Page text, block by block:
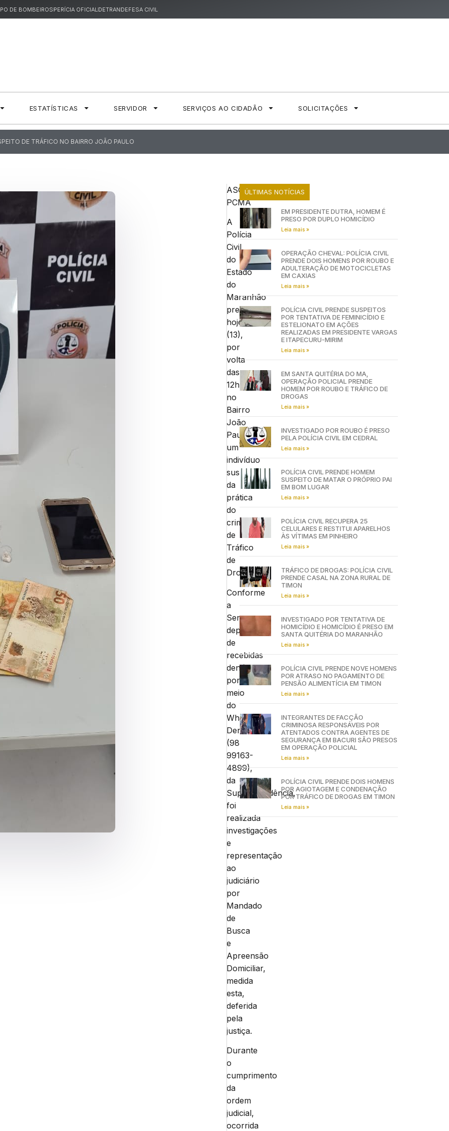
DE BOMBEIROSPERÍCIA OFICIALDETRANDEFESA CIVIL
ESTATÍSTICAS SERVIDOR SERVIÇOS AO CIDADÃO SOLICITAÇÕES
DE TRÁFICO NO BAIRRO JOÃO PAULO
ASCOM
PCMA
A
Polícia
Civil
do
Estado
do
Maranhão
prendeu
hoje
(13),
por
volta
das
12h,
no
Bairro
João
Paulo,
um
indivíduo
suspeito
da
prática
do
crime
de
Tráfico
de
Drogas.
Conforme
a
Senarc,
depois
de
recebidas
denúncias
por
meio
do
Whatsapp
Denúncia
(98
99163-
4899),
da
Superintendência,
foi
realizada
investigações
e
representação
ao
judiciário
por
Mandado
de
Busca
e
Apreensão
Domiciliar,
medida
esta,
deferida
pela
justiça.
Durante
o
cumprimento
da
ordem
judicial,
ocorrida
ÚLTIMAS NOTÍCIAS
EM PRESIDENTE DUTRA, HOMEM É
PRESO POR DUPLO HOMICÍDIO
Leia mais »
OPERAÇÃO CHEVAL: POLÍCIA CIVIL
PRENDE DOIS HOMENS POR ROUBO E
ADULTERAÇÃO DE MOTOCICLETAS
EM CAXIAS
Leia mais »
POLÍCIA CIVIL PRENDE SUSPEITOS
POR TENTATIVA DE FEMINICÍDIO E
ESTELIONATO EM AÇÕES
REALIZADAS EM PRESIDENTE VARGAS
E ITAPECURU-MIRIM
Leia mais »
EM SANTA QUITÉRIA DO MA,
OPERAÇÃO POLICIAL PRENDE
HOMEM POR ROUBO E TRÁFICO DE
DROGAS
Leia mais »
INVESTIGADO POR ROUBO É PRESO
PELA POLÍCIA CIVIL EM CEDRAL
Leia mais »
POLÍCIA CIVIL PRENDE HOMEM
SUSPEITO DE MATAR O PRÓPRIO PAI
EM BOM LUGAR
Leia mais »
POLÍCIA CIVIL RECUPERA 25
CELULARES E RESTITUI APARELHOS
ÀS VÍTIMAS EM PINHEIRO
Leia mais »
TRÁFICO DE DROGAS: POLÍCIA CIVIL
PRENDE CASAL NA ZONA RURAL DE
TIMON
Leia mais »
INVESTIGADO POR TENTATIVA DE
HOMICÍDIO E HOMICÍDIO É PRESO EM
SANTA QUITÉRIA DO MARANHÃO
Leia mais »
POLÍCIA CIVIL PRENDE NOVE HOMENS
POR ATRASO NO PAGAMENTO DE
PENSÃO ALIMENTÍCIA EM TIMON
Leia mais »
INTEGRANTES DE FACÇÃO
CRIMINOSA RESPONSÁVEIS POR
ATENTADOS CONTRA AGENTES DE
SEGURANÇA EM BACURI SÃO PRESOS
EM OPERAÇÃO POLICIAL
Leia mais »
POLÍCIA CIVIL PRENDE DOIS HOMENS
POR AGIOTAGEM E CONDENAÇÃO
POR TRÁFICO DE DROGAS EM TIMON
Leia mais »